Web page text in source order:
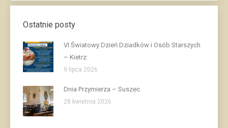
Ostatnie posty
VI Światowy Dzień Dziadków i Osób Starszych
– Kietrz
9 lipca 2026
Dnia Przymierza – Suszec
28 kwietnia 2026